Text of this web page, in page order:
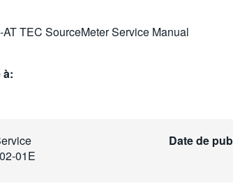
TEC SourceMeter Service Manual
à:
01E
Date de